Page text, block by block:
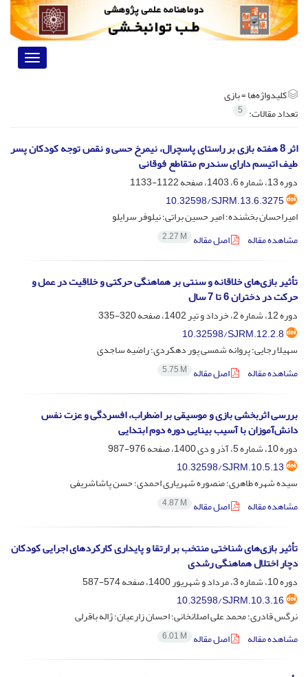
Toggle
کلیدواژه‌ها =بازی
تعداد مقالات: 5
اثر 8 هفته بازی‌ بر راستای پاسچرال، نیمرخ حسی و نقص توجه کودکان پسر
طیف اتیسم دارای سندرم متقاطع فوقانی
دوره 13، شماره 6، 1403، صفحه
1122-1133
10.32598/SJRM.13.6.3275
امیراحسان بخشنده؛ امیر حسین براتی؛ نیلوفر سرایلو
مشاهده مقاله
اصل مقاله 2.27 M
تأثیر بازی‌های خلاقانه و سنتی بر هماهنگی حرکتی و خلاقیت در عمل و
حرکت در دختران 6 تا 7 سال
دوره 12، شماره 2، خرداد و تیر 1402، صفحه
320-335
10.32598/SJRM.12.2.8
سهیلا رجایی؛ پروانه شمسی پور دهکردی؛ راضیه ساجدی
مشاهده مقاله
اصل مقاله 5.75 M
بررسی اثربخشی بازی و موسیقی بر اضطراب، افسردگی و عزت نفس
دانش‌آموزان با آسیب بینایی دوره دوم ابتدایی
دوره 10، شماره 5، آذر و دی 1400، صفحه
976-987
10.32598/SJRM.10.5.13
سیده شهره طاهری؛ منصوره شهریاری احمدی؛ حسن پاشاشریفی
مشاهده مقاله
اصل مقاله 4.87 M
تأثیر بازی‌های شناختی منتخب بر ارتقا و پایداری کارکردهای اجرایی کودکان
دچار اختلال هماهنگی رشدی
دوره 10، شماره 3، مرداد و شهریور 1400، صفحه
574-587
10.32598/SJRM.10.3.16
نرگس قادری؛ محمد علی اصلانخانی؛ احسان زارعیان؛ ژاله باقرلی
مشاهده مقاله
اصل مقاله 6.01 M